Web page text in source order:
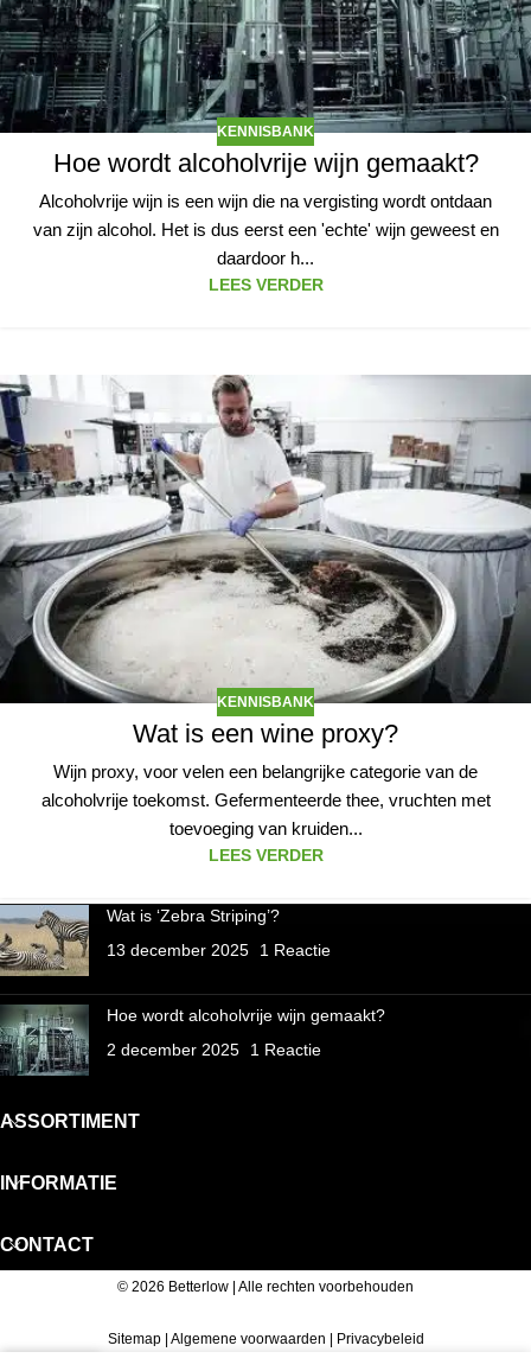
KENNISBANK
Hoe wordt alcoholvrije wijn gemaakt?
Alcoholvrije wijn is een wijn die na vergisting wordt ontdaan
van zijn alcohol. Het is dus eerst een 'echte' wijn geweest en
daardoor h...
LEES VERDER
KENNISBANK
Wat is een wine proxy?
Wijn proxy, voor velen een belangrijke categorie van de
alcoholvrije toekomst. Gefermenteerde thee, vruchten met
toevoeging van kruiden...
LEES VERDER
Wat is ‘Zebra Striping’?
13 december 2025
1 Reactie
Hoe wordt alcoholvrije wijn gemaakt?
2 december 2025
1 Reactie
ASSORTIMENT
INFORMATIE
CONTACT
© 2026 Betterlow | Alle rechten voorbehouden
Sitemap| Algemene voorwaarden | Privacybeleid